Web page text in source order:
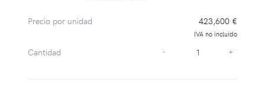
Precio por unidad 423,600 €
IVA no incluido
Cantidad - +